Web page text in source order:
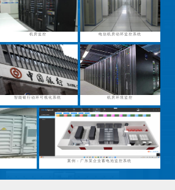
机房监控 电信机房动环监控系统
智能银行动环可视化系统 机房环境监控
案例：广东某企业蓄电池监控系统